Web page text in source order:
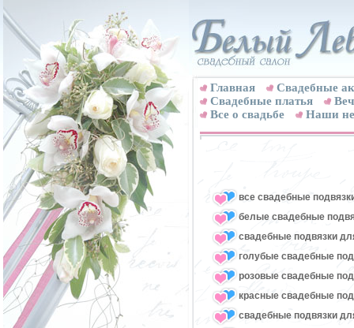
Главная
Свадебные
Cвадебные платья
Все о свадьбе
Наши
все свадебные
белые свадебные
свадебные подвязки
голубые свадебные
розовые свадебные
красные свадебные
свадебные подвязки